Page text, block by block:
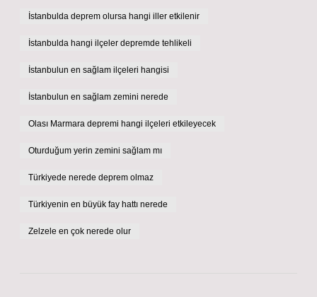
İstanbulda deprem olursa hangi iller etkilenir
İstanbulda hangi ilçeler depremde tehlikeli
İstanbulun en sağlam ilçeleri hangisi
İstanbulun en sağlam zemini nerede
Olası Marmara depremi hangi ilçeleri etkileyecek
Oturduğum yerin zemini sağlam mı
Türkiyede nerede deprem olmaz
Türkiyenin en büyük fay hattı nerede
Zelzele en çok nerede olur